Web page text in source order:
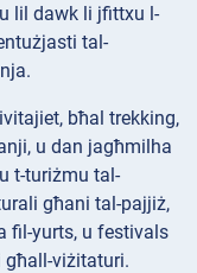
lil dawk li jfittxu l-
tal-
bħal trekking,
u dan jagħmilha
t-turiżmu tal-
għani tal-pajjiż,
fil-yurts, u festivals
viżitaturi.